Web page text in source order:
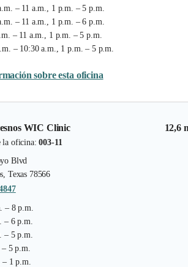
– 11 a.m., 1 p.m. – 5 p.m.
– 11 a.m., 1 p.m. – 6 p.m.
– 11 a.m., 1 p.m. – 5 p.m.
– 10:30 a.m., 1 p.m. – 5 p.m.
sobre esta oficina
12,6
WIC Clinic
la oficina:003-11
Blvd
Texas 78566
– 8 p.m.
– 6 p.m.
– 5 p.m.
5 p.m.
1 p.m.